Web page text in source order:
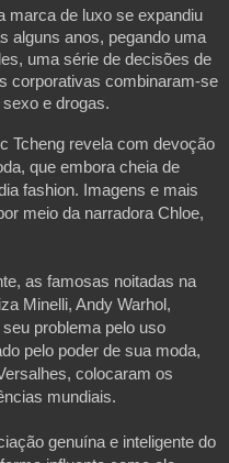
marca de luxo se expandiu
alguns anos, pegando uma
uma série de decisões de
corporativas combinaram-se
e drogas.
Tcheng revela com devoção
que embora cheia de
fashion. Imagens e mais
meio da narradora Chloe,
as famosas noitadas na
Minelli, Andy Warhol,
problema pelo uso
pelo poder de sua moda,
colocaram os
mundiais.
genuína e inteligente do